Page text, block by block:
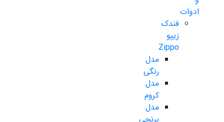
ادوات
فندک
زیپو
Zippo
مدل
رنگی
مدل
کروم
مدل
برنجی